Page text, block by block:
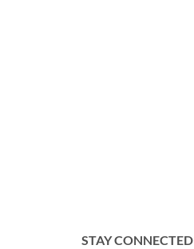
STAY CONNECTED